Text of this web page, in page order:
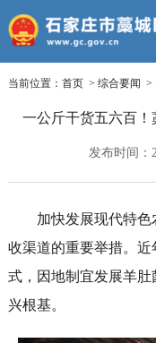
当前位置： 首页> 综合要闻 >
一公斤干货五六百！
发布时间
加快发展现代特
收渠道的重要举措。
式，因地制宜发展羊
兴根基。